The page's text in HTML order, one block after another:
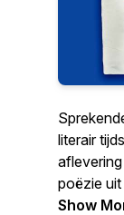
literair
poëzie uit
Show